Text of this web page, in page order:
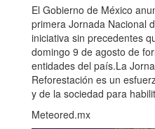
El Gobierno de México
primera Jornada Nacional
iniciativa sin precedentes
domingo 9 de agosto de
entidades del país.La
Reforestación es un
y de la sociedad para
Meteored.mx